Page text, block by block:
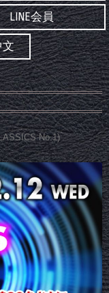
LINE会員
文
No.1)